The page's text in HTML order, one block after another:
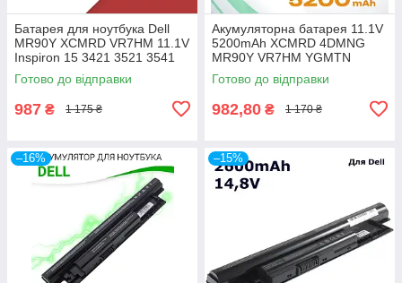
Батарея для ноутбука Dell
MR90Y XCMRD VR7HM 11.1V
Inspiron 15 3421 3521 3541
3542 3543 3721 5521 5421
5721
Готово до відправки
987 ₴ 1 175 ₴
Акумуляторна батарея 11.1V
5200mAh XCMRD 4DMNG
MR90Y VR7HM YGMTN
G019Y Dell Inspirion 3437
3521 3537 3542
Готово до відправки
982,80 ₴ 1 170 ₴
–16% –15%